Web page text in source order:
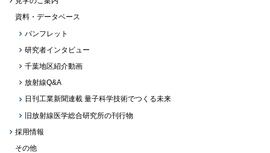
資料・データベース
パンフレット
研究者インタビュー
千葉地区紹介動画
放射線Q&A
日刊工業新聞連載 量子科学技術でつくる未来
旧放射線医学総合研究所の刊行物
採用情報
その他